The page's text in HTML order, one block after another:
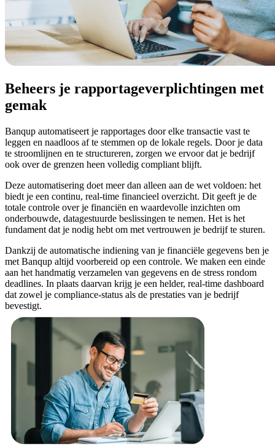
Beheers je rapportageverplichtingen met
gemak
Banqup automatiseert je rapportages door elke transactie vast te
leggen en naadloos af te stemmen op de lokale regels. Door je data
te stroomlijnen en te structureren, zorgen we ervoor dat je bedrijf
ook over de grenzen heen volledig compliant blijft.
Deze automatisering doet meer dan alleen aan de wet voldoen: het
biedt je een continu, real-time financieel overzicht. Dit geeft je de
totale controle over je financiën en waardevolle inzichten om
onderbouwde, datagestuurde beslissingen te nemen. Het is het
fundament dat je nodig hebt om met vertrouwen je bedrijf te sturen.
Dankzij de automatische indiening van je financiële gegevens ben je
met Banqup altijd voorbereid op een controle. We maken een einde
aan het handmatig verzamelen van gegevens en de stress rondom
deadlines. In plaats daarvan krijg je een helder, real-time dashboard
dat zowel je compliance-status als de prestaties van je bedrijf
bevestigt.